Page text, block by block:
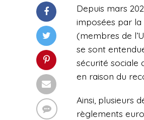
Depuis mars
imposées par la
(membres de
se sont
sécurité sociale
en raison du
Ainsi, plusieurs
règlements